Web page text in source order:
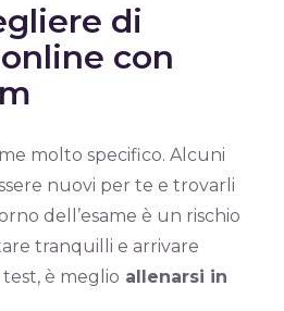
di
con
molto specifico. Alcuni
nuovi per te e trovarli
dell’esame è un rischio
tranquilli e arrivare
è meglio allenarsi in